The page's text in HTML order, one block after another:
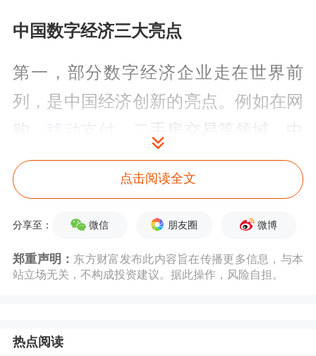
中国数字经济三大亮点
第一，部分数字经济企业走在世界前
列，是中国经济创新的亮点。例如在网
购、
、二手房交易等领域，中
国企业明显走在世界前列，对传统产业
的转型升级也产生了积极影响，特别是
带动了一大批中小企业的转型发展。
第二，大部分数字产业仍然处于激烈竞
我国数字行业发展迅猛，市场复杂多
点击阅读全文
分享至： 微信 朋友圈 微博
郑重声明： 东方财富发布此内容旨在传播更多信息，与本
站立场无关，不构成投资建议。据此操作，风险自担。
热点阅读